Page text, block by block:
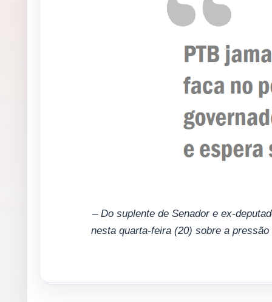
– Do suplente de Senador e ex-
nesta quarta-feira (20) sobre a